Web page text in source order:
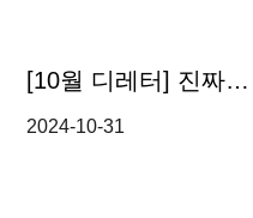
[10월 디레터] 진짜보다 더 진짜 같은 딥페이크, 법적 대응은 어떻게?
2024-10-31